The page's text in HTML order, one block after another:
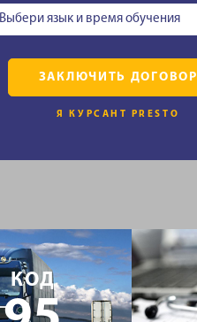
Выбери язык и время обучения
ЗАКЛЮЧИТЬ ДОГОВОР
Я КУРСАНТ PRESTO
КОД